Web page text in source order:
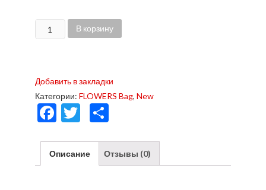
КоличествоВ корзину
Добавить в закладки
Категории: FLOWERS Bag, New
F
e
T
itt
р
а
Описание Отзывы (0)